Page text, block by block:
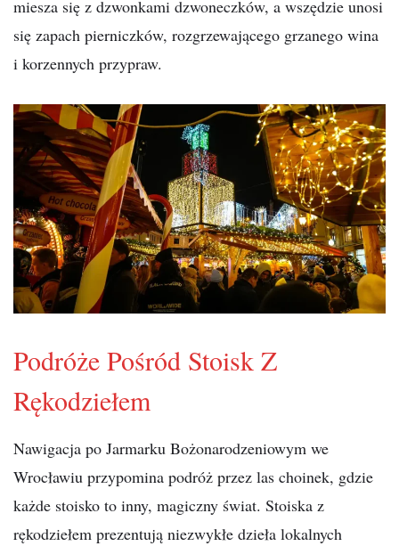
miesza się z dzwonkami dzwoneczków, a wszędzie unosi
się zapach pierniczków, rozgrzewającego grzanego wina
i korzennych przypraw.
Podróże Pośród Stoisk Z
Rękodziełem
Nawigacja po Jarmarku Bożonarodzeniowym we
Wrocławiu przypomina podróż przez las choinek, gdzie
każde stoisko to inny, magiczny świat. Stoiska z
rękodziełem prezentują niezwykłe dzieła lokalnych